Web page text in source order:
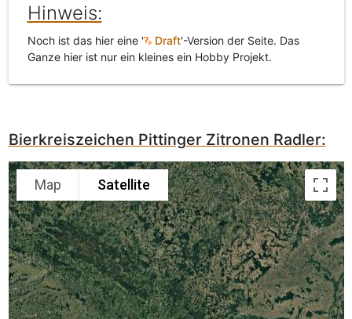
Hinweis:
Noch ist das hier eine ' Draft'-Version der Seite. Das
Ganze hier ist nur ein kleines ein Hobby Projekt.
Bierkreiszeichen Pittinger Zitronen Radler:
Map Satellite